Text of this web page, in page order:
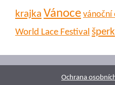
krajka Vánoce vánoční
World Lace Festival
Ochrana